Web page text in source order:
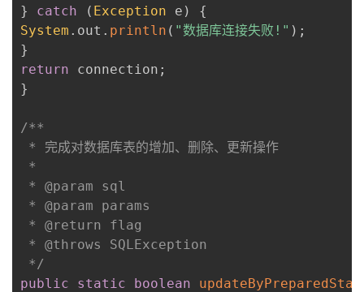
}
catch ( Exception e )
{
System . out . println ( "数据库连接失败!" ) ;
}
return connection ;
}
/**
* 完成对数据库表的增加、删除、更新操作
*
* @param sql
* @param params
* @return flag
* @throws SQLException
*/
public
static boolean